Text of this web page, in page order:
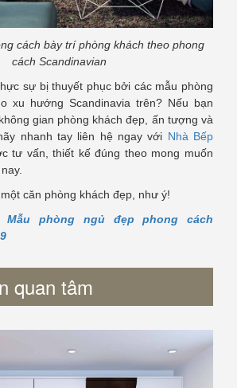
cách bày trí phòng khách theo phong
cách Scandinavian
sự bị thuyết phục bởi các mẫu phòng
xu hướng Scandinavia trên? Nếu bạn
gian phòng khách đẹp, ấn tượng và
nhanh tay liên hệ ngay với Nhà Bếp
tư vấn, thiết kế đúng theo mong muốn
căn phòng khách đẹp, như ý!
Mẫu phòng ngủ đẹp phong cách
quan tâm